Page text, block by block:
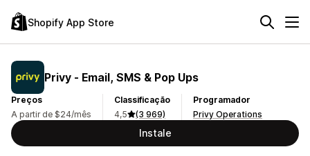
Shopify App Store
Privy ‑ Email, SMS & Pop Ups
Preços
A partir de $24/mês
Classificação
4,5
(3 969)
Programador
Privy Operations
Instale